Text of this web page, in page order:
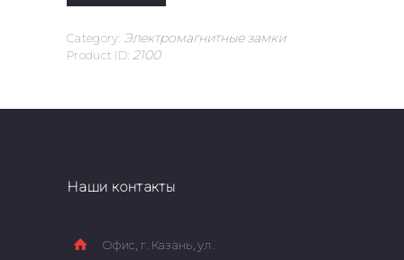
Category: Электромагнитные замки
Product ID: 2100
Наши контакты
Офис, г. Казань, ул.